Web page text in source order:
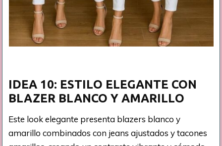
IDEA 10: ESTILO ELEGANTE CON
BLAZER BLANCO Y AMARILLO
Este look elegante presenta blazers blanco y
amarillo combinados con jeans ajustados y tacones